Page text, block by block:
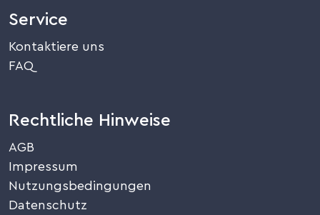
Service
Kontaktiere uns
FAQ
Rechtliche Hinweise
AGB
Impressum
Nutzungsbedingungen
Datenschutz